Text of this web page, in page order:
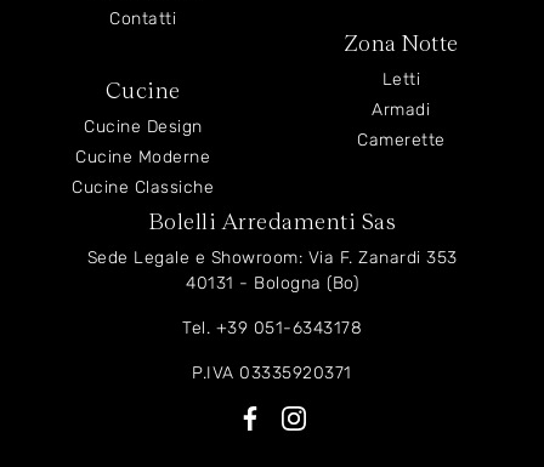
Contatti
Cucine
Cucine Design
Cucine Moderne
Cucine Classiche
Zona Notte
Letti
Armadi
Camerette
Bolelli Arredamenti Sas
Sede Legale e Showroom: Via F. Zanardi 353
40131 - Bologna (Bo)
Tel. +39 051-6343178
P.IVA 03335920371